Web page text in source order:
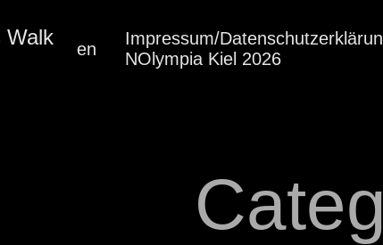
Walk
en
Impressum/
NOlympia Kiel 2026